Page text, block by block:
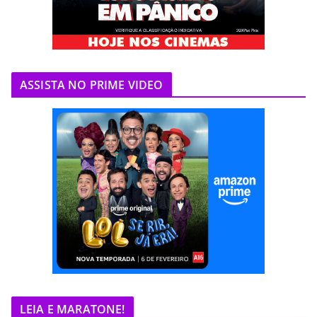
ASSISTA NO PRIME VIDEO
LEIA E MARATONE!